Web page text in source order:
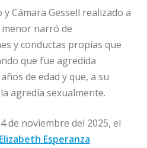
Cámara Gessell realizado a
menor narró de
y conductas propias que
que fue agredida
de edad y que, a su
agredía sexualmente.
de noviembre del 2025, el
Elizabeth Esperanza